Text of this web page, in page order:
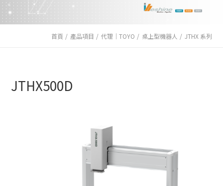
首頁 產品項目 代理｜TOYO 桌上型機器人 JTHX 系列
JTHX500D